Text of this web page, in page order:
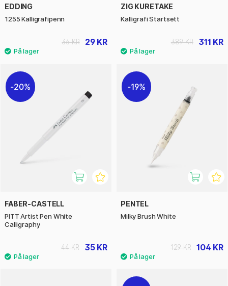
EDDING
1255 Kalligrafipenn
29 KR
36 KR
ZIG KURETAKE
Kalligrafi Startsett
311 KR
389 KR
20%
FABER-CASTELL
PITT Artist Pen White
Calligraphy
35 KR
44 KR
19%
PENTEL
Milky Brush White
104 KR
129 KR